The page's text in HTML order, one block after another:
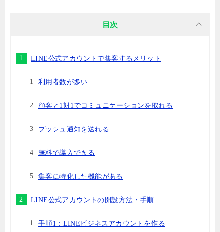
目次
LINE公式アカウントで集客するメリット
利用者数が多い
顧客と1対1でコミュニケーションを取れる
プッシュ通知を送れる
無料で導入できる
集客に特化した機能がある
LINE公式アカウントの開設方法・手順
手順1：LINEビジネスアカウントを作る